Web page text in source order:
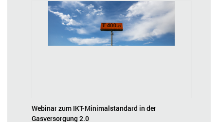
Webinar zum IKT-Minimalstandard in der
Gasversorgung 2.0